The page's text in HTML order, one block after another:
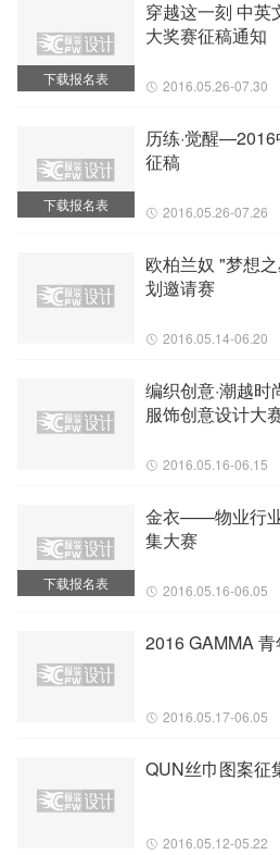
下载报名表
穿越这一刻 中英
大奖赛征稿通知
2016.05.26-07.30
下载报名表
历练·觉醒—2016
征稿
2016.05.26-07.26
欧柏兰奴 "梦想
划邀请赛
2016.05.14-06.20
编织创意·潮越时
服饰创意设计大
2016.05.16-06.15
下载报名表
金衣——物业行
集大赛
2016.05.16-06.05
2016 GAMMA
2016.05.17-06.05
QUN丝巾图案征
2016.05.12-05.22